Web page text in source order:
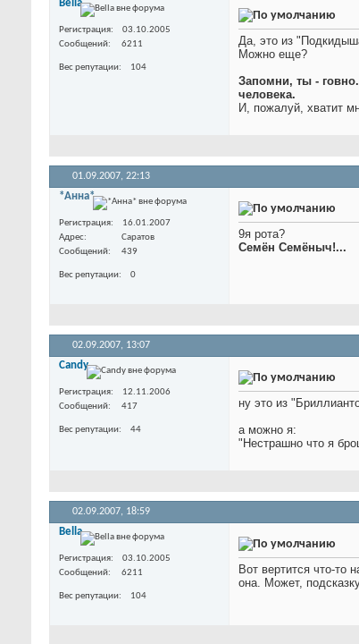
Bella
Регистрация
03.10.2005
Сообщений
6211
Вес репутации 104
Да, это из
Можно еще?
Запомни, ты -
человека.
И, пожалуй, хватит
01.09.2007, 22:13
*Анна*
Регистрация
16.01.2007
Адрес
Саратов
Сообщений
439
Вес репутации 0
9я рота?
Семён Семёныч!...
02.09.2007, 13:07
Candy
Регистрация
12.11.2006
Сообщений
417
Вес репутации 44
ну это из
а можно я:
"Нестрашно что я
02.09.2007, 18:59
Bella
Регистрация
03.10.2005
Сообщений
6211
Вес репутации 104
Вот вертится что-то
она. Может,